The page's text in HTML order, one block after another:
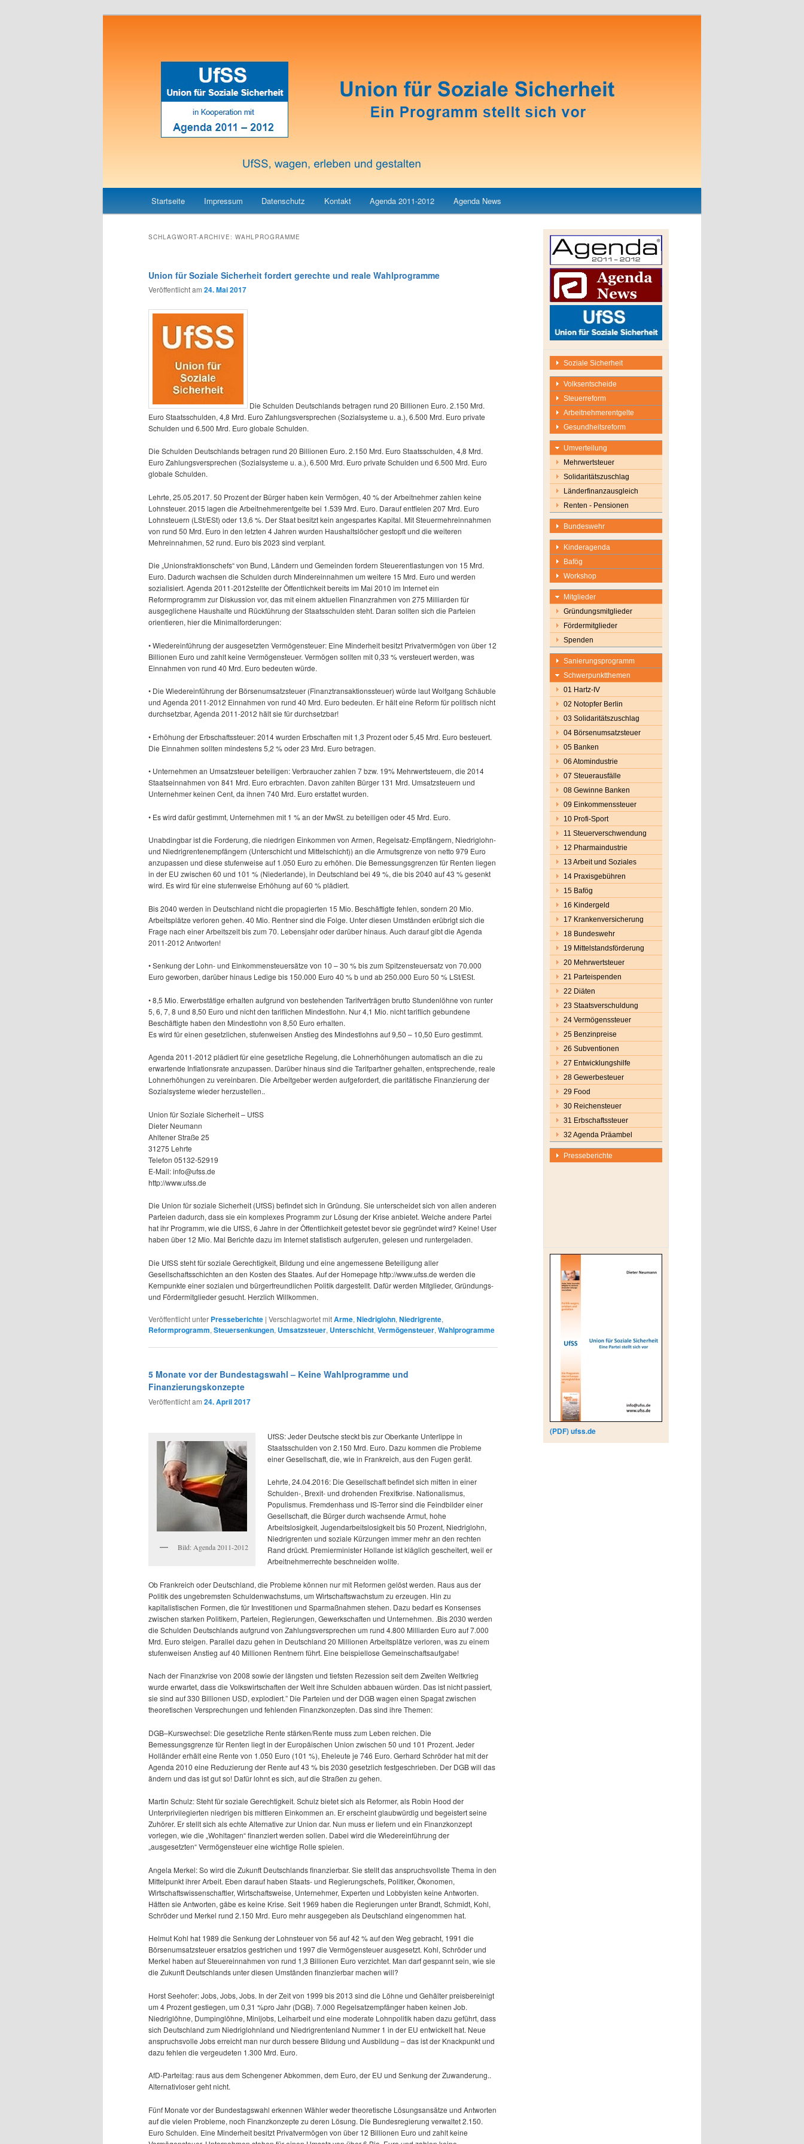
UfSS
Zum
Zum
Startseite Impressum Datenschutz Kontakt Agenda 2011-2012 Agenda News
SCHLAGWORT-ARCHIVE: WAHLPROGRAMME
Union für Soziale Sicherheit fordert gerechte und reale Wahlprogramme
Veröffentlicht am 24. Mai 2017
Die Schulden Deutschlands betragen rund 20 Billionen Euro. 2.150 Mrd.
Euro Staatsschulden, 4,8 Mrd. Euro Zahlungsversprechen (Sozialsysteme u. a.), 6.500 Mrd. Euro private
Schulden und 6.500 Mrd. Euro globale Schulden.
Die Schulden Deutschlands betragen rund 20 Billionen Euro. 2.150 Mrd. Euro Staatsschulden, 4,8 Mrd.
Euro Zahlungsversprechen (Sozialsysteme u. a.), 6.500 Mrd. Euro private Schulden und 6.500 Mrd. Euro
globale Schulden.
Lehrte, 25.05.2017. 50 Prozent der Bürger haben kein Vermögen, 40 % der Arbeitnehmer zahlen keine
Lohnsteuer. 2015 lagen die Arbeitnehmerentgelte bei 1.539 Mrd. Euro. Darauf entfielen 207 Mrd. Euro
Lohnsteuern (LSt/ESt) oder 13,6 %. Der Staat besitzt kein angespartes Kapital. Mit Steuermehreinnahmen
von rund 50 Mrd. Euro in den letzten 4 Jahren wurden Haushaltslöcher gestopft und die weiteren
Mehreinnahmen, 52 rund. Euro bis 2023 sind verplant.
Die „Unionsfraktionschefs“ von Bund, Ländern und Gemeinden fordern Steuerentlastungen von 15 Mrd.
Euro. Dadurch wachsen die Schulden durch Mindereinnahmen um weitere 15 Mrd. Euro und werden
sozialisiert. Agenda 2011-2012stellte der Öffentlichkeit bereits im Mai 2010 im Internet ein
Reformprogramm zur Diskussion vor, das mit einem aktuellen Finanzrahmen von 275 Milliarden für
ausgeglichene Haushalte und Rückführung der Staatsschulden steht. Daran sollten sich die Parteien
orientieren, hier die Minimalforderungen:
• Wiedereinführung der ausgesetzten Vermögensteuer: Eine Minderheit besitzt Privatvermögen von über 12
Billionen Euro und zahlt keine Vermögensteuer. Vermögen sollten mit 0,33 % versteuert werden, was
Einnahmen von rund 40 Mrd. Euro bedeuten würde.
• Die Wiedereinführung der Börsenumsatzsteuer (Finanztransaktionssteuer) würde laut Wolfgang Schäuble
und Agenda 2011-2012 Einnahmen von rund 40 Mrd. Euro bedeuten. Er hält eine Reform für politisch nicht
durchsetzbar, Agenda 2011-2012 hält sie für durchsetzbar!
• Erhöhung der Erbschaftssteuer: 2014 wurden Erbschaften mit 1,3 Prozent oder 5,45 Mrd. Euro besteuert.
Die Einnahmen sollten mindestens 5,2 % oder 23 Mrd. Euro betragen.
• Unternehmen an Umsatzsteuer beteiligen: Verbraucher zahlen 7 bzw. 19% Mehrwertsteuern, die 2014
Staatseinnahmen von 841 Mrd. Euro erbrachten. Davon zahlten Bürger 131 Mrd. Umsatzsteuern und
Unternehmer keinen Cent, da ihnen 740 Mrd. Euro erstattet wurden.
• Es wird dafür gestimmt, Unternehmen mit 1 % an der MwSt. zu beteiligen oder 45 Mrd. Euro.
Unabdingbar ist die Forderung, die niedrigen Einkommen von Armen, Regelsatz-Empfängern, Niedriglohn-
und Niedrigrentenempfängern (Unterschicht und Mittelschicht)) an die Armutsgrenze von netto 979 Euro
anzupassen und diese stufenweise auf 1.050 Euro zu erhöhen. Die Bemessungsgrenzen für Renten liegen
in der EU zwischen 60 und 101 % (Niederlande), in Deutschland bei 49 %, die bis 2040 auf 43 % gesenkt
wird. Es wird für eine stufenweise Erhöhung auf 60 % plädiert.
Bis 2040 werden in Deutschland nicht die propagierten 15 Mio. Beschäftigte fehlen, sondern 20 Mio.
Arbeitsplätze verloren gehen. 40 Mio. Rentner sind die Folge. Unter diesen Umständen erübrigt sich die
Frage nach einer Arbeitszeit bis zum 70. Lebensjahr oder darüber hinaus. Auch darauf gibt die Agenda
2011-2012 Antworten!
• Senkung der Lohn- und Einkommensteuersätze von 10 – 30 % bis zum Spitzensteuersatz von 70.000
Euro geworben, darüber hinaus Ledige bis 150.000 Euro 40 % b und ab 250.000 Euro 50 % LSt/ESt.
• 8,5 Mio. Erwerbstätige erhalten aufgrund von bestehenden Tarifverträgen brutto Stundenlöhne von runter
5, 6, 7, 8 und 8,50 Euro und nicht den tariflichen Mindestlohn. Nur 4,1 Mio. nicht tariflich gebundene
Beschäftigte haben den Mindestlohn von 8,50 Euro erhalten.
Es wird für einen gesetzlichen, stufenweisen Anstieg des Mindestlohns auf 9,50 – 10,50 Euro gestimmt.
Agenda 2011-2012 plädiert für eine gesetzliche Regelung, die Lohnerhöhungen automatisch an die zu
erwartende Inflationsrate anzupassen. Darüber hinaus sind die Tarifpartner gehalten, entsprechende, reale
Lohnerhöhungen zu vereinbaren. Die Arbeitgeber werden aufgefordert, die paritätische Finanzierung der
Sozialsysteme wieder herzustellen..
Union für Soziale Sicherheit – UfSS
Dieter Neumann
Ahltener Straße 25
31275 Lehrte
Telefon 05132-52919
E-Mail: info@ufss.de
http://www.ufss.de
Die Union für soziale Sicherheit (UfSS) befindet sich in Gründung. Sie unterscheidet sich von allen anderen
Parteien dadurch, dass sie ein komplexes Programm zur Lösung der Krise anbietet. Welche andere Partei
hat ihr Programm, wie die UfSS, 6 Jahre in der Öffentlichkeit getestet bevor sie gegründet wird? Keine! User
haben über 12 Mio. Mal Berichte dazu im Internet statistisch aufgerufen, gelesen und runtergeladen.
Die UfSS steht für soziale Gerechtigkeit, Bildung und eine angemessene Beteiligung aller
Gesellschaftsschichten an den Kosten des Staates. Auf der Homepage http://www.ufss.de werden die
Kernpunkte einer sozialen und bürgerfreundlichen Politik dargestellt. Dafür werden Mitglieder, Gründungs-
und Fördermitglieder gesucht. Herzlich Willkommen.
Veröffentlicht unter Presseberichte | Verschlagwortet mitArme,Niedriglohn,Niedrigrente,
Reformprogramm,Steuersenkungen, Umsatzsteuer, Unterschicht,Vermögensteuer,Wahlprogramme
5 Monate vor der Bundestagswahl – Keine Wahlprogramme und
Finanzierungskonzepte
Veröffentlicht am 24. April 2017
Bild: Agenda 2011-2012
UfSS: Jeder Deutsche steckt bis zur Oberkante Unterlippe in
Staatsschulden von 2.150 Mrd. Euro. Dazu kommen die Probleme
einer Gesellschaft, die, wie in Frankreich, aus den Fugen gerät.
Lehrte, 24.04.2016: Die Gesellschaft befindet sich mitten in einer
Schulden-, Brexit- und drohenden Frexitkrise. Nationalismus,
Populismus. Fremdenhass und IS-Terror sind die Feindbilder einer
Gesellschaft, die Bürger durch wachsende Armut, hohe
Arbeitslosigkeit, Jugendarbeitslosigkeit bis 50 Prozent, Niedriglohn,
Niedrigrenten und soziale Kürzungen immer mehr an den rechten
Rand drückt. Premierminister Hollande ist kläglich gescheitert, weil er
Arbeitnehmerrechte beschneiden wollte.
Ob Frankreich oder Deutschland, die Probleme können nur mit Reformen gelöst werden. Raus aus der
Politik des ungebremsten Schuldenwachstums, um Wirtschaftswachstum zu erzeugen. Hin zu
kapitalistischen Formen, die für Investitionen und Sparmaßnahmen stehen. Dazu bedarf es Konsenses
zwischen starken Politikern, Parteien, Regierungen, Gewerkschaften und Unternehmen. .Bis 2030 werden
die Schulden Deutschlands aufgrund von Zahlungsversprechen um rund 4.800 Milliarden Euro auf 7.000
Mrd. Euro steigen. Parallel dazu gehen in Deutschland 20 Millionen Arbeitsplätze verloren, was zu einem
stufenweisen Anstieg auf 40 Millionen Rentnern führt. Eine beispiellose Gemeinschaftsaufgabe!
Nach der Finanzkrise von 2008 sowie der längsten und tiefsten Rezession seit dem Zweiten Weltkrieg
wurde erwartet, dass die Volkswirtschaften der Welt ihre Schulden abbauen würden. Das ist nicht passiert,
sie sind auf 330 Billionen USD, explodiert.” Die Parteien und der DGB wagen einen Spagat zwischen
theoretischen Versprechungen und fehlenden Finanzkonzepten. Das sind ihre Themen:
DGB–Kurswechsel: Die gesetzliche Rente stärken/Rente muss zum Leben reichen. Die
Bemessungsgrenze für Renten liegt in der Europäischen Union zwischen 50 und 101 Prozent. Jeder
Holländer erhält eine Rente von 1.050 Euro (101 %), Eheleute je 746 Euro. Gerhard Schröder hat mit der
Agenda 2010 eine Reduzierung der Rente auf 43 % bis 2030 gesetzlich festgeschrieben. Der DGB will das
ändern und das ist gut so! Dafür lohnt es sich, auf die Straßen zu gehen.
Martin Schulz: Steht für soziale Gerechtigkeit. Schulz bietet sich als Reformer, als Robin Hood der
Unterprivilegierten niedrigen bis mittleren Einkommen an. Er erscheint glaubwürdig und begeistert seine
Zuhörer. Er stellt sich als echte Alternative zur Union dar. Nun muss er liefern und ein Finanzkonzept
vorlegen, wie die „Wohltagen“ finanziert werden sollen. Dabei wird die Wiedereinführung der
„ausgesetzten“ Vermögensteuer eine wichtige Rolle spielen.
Angela Merkel: So wird die Zukunft Deutschlands finanzierbar. Sie stellt das anspruchsvollste Thema in den
Mittelpunkt ihrer Arbeit. Eben darauf haben Staats- und Regierungschefs, Politiker, Ökonomen,
Wirtschaftswissenschaftler, Wirtschaftsweise, Unternehmer, Experten und Lobbyisten keine Antworten.
Hätten sie Antworten, gäbe es keine Krise. Seit 1969 haben die Regierungen unter Brandt, Schmidt, Kohl,
Schröder und Merkel rund 2.150 Mrd. Euro mehr ausgegeben als Deutschland eingenommen hat.
Helmut Kohl hat 1989 die Senkung der Lohnsteuer von 56 auf 42 % auf den Weg gebracht, 1991 die
Börsenumsatzsteuer ersatzlos gestrichen und 1997 die Vermögensteuer ausgesetzt. Kohl, Schröder und
Merkel haben auf Steuereinnahmen von rund 1,3 Billionen Euro verzichtet. Man darf gespannt sein, wie sie
die Zukunft Deutschlands unter diesen Umständen finanzierbar machen will?
Horst Seehofer: Jobs, Jobs, Jobs. In der Zeit von 1999 bis 2013 sind die Löhne und Gehälter preisbereinigt
um 4 Prozent gestiegen, um 0,31 %pro Jahr (DGB). 7.000 Regelsatzempfänger haben keinen Job.
Niedriglöhne, Dumpinglöhne, Minijobs, Leiharbeit und eine moderate Lohnpolitik haben dazu geführt, dass
sich Deutschland zum Niedriglohnland und Niedrigrentenland Nummer 1 in der EU entwickelt hat. Neue
anspruchsvolle Jobs erreicht man nur durch bessere Bildung und Ausbildung – das ist der Knackpunkt und
dazu fehlen die vergeudeten 1.300 Mrd. Euro.
AfD-Parteitag: raus aus dem Schengener Abkommen, dem Euro, der EU und Senkung der Zuwanderung..
Alternativloser geht nicht.
Fünf Monate vor der Bundestagswahl erkennen Wähler weder theoretische Lösungsansätze und Antworten
auf die vielen Probleme, noch Finanzkonzepte zu deren Lösung. Die Bundesregierung verwaltet 2.150.
Euro Schulden. Eine Minderheit besitzt Privatvermögen von über 12 Billionen Euro und zahlt keine
Soziale Sicherheit
Volksentscheide
Steuerreform
Arbeitnehmerentgelte
Gesundheitsreform
Umverteilung
Mehrwertsteuer
Solidaritätszuschlag
Länderfinanzausgleich
Renten - Pensionen
Bundeswehr
Kinderagenda
Bafög
Workshop
Mitglieder
Gründungsmitglieder
Fördermitglieder
Spenden
Sanierungsprogramm
Schwerpunktthemen
01 Hartz-IV
02 Notopfer Berlin
03 Solidaritätszuschlag
04 Börsenumsatzsteuer
05 Banken
06 Atomindustrie
07 Steuerausfälle
08 Gewinne Banken
09 Einkommenssteuer
10 Profi-Sport
11 Steuerverschwendung
12 Pharmaindustrie
13 Arbeit und Soziales
14 Praxisgebühren
15 Bafög
16 Kindergeld
17 Krankenversicherung
18 Bundeswehr
19 Mittelstandsförderung
20 Mehrwertsteuer
21 Parteispenden
22 Diäten
23 Staatsverschuldung
24 Vermögenssteuer
25 Benzinpreise
26 Subventionen
27 Entwicklungshilfe
28 Gewerbesteuer
29 Food
30 Reichensteuer
31 Erbschaftssteuer
32 Agenda Präambel
Presseberichte
(PDF) ufss.de